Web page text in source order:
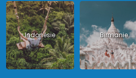
Indonésie Birmanie